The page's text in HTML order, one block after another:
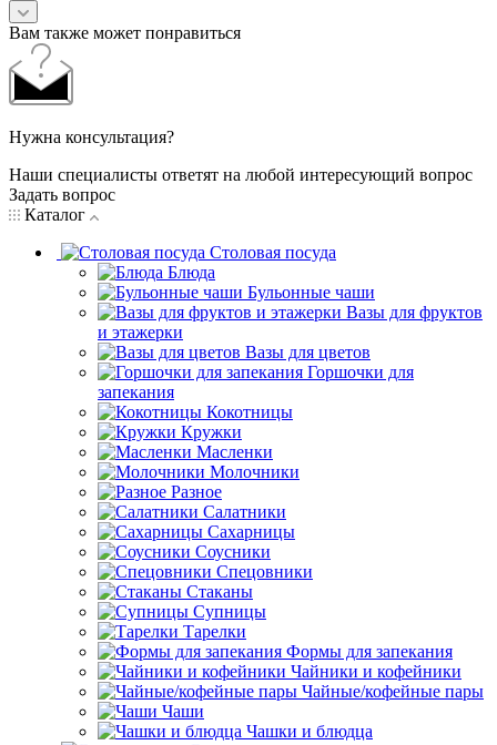
Вам также может понравиться
Нужна консультация?
Наши специалисты ответят на любой интересующий вопрос
Задать вопрос
Каталог
Столовая посуда
Блюда
Бульонные чаши
Вазы для фруктов
и этажерки
Вазы для цветов
Горшочки для
запекания
Кокотницы
Кружки
Масленки
Молочники
Разное
Салатники
Сахарницы
Соусники
Спецовники
Стаканы
Супницы
Тарелки
Формы для запекания
Чайники и кофейники
Чайные/кофейные пары
Чаши
Чашки и блюдца